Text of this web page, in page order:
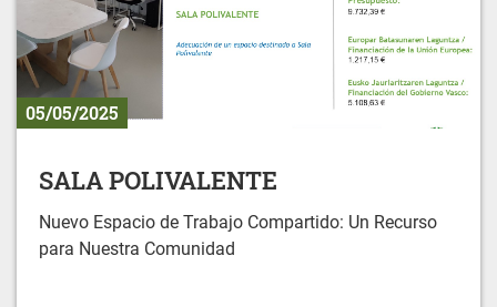
05/05/2025
SALA POLIVALENTE
Nuevo Espacio de Trabajo Compartido: Un Recurso
para Nuestra Comunidad